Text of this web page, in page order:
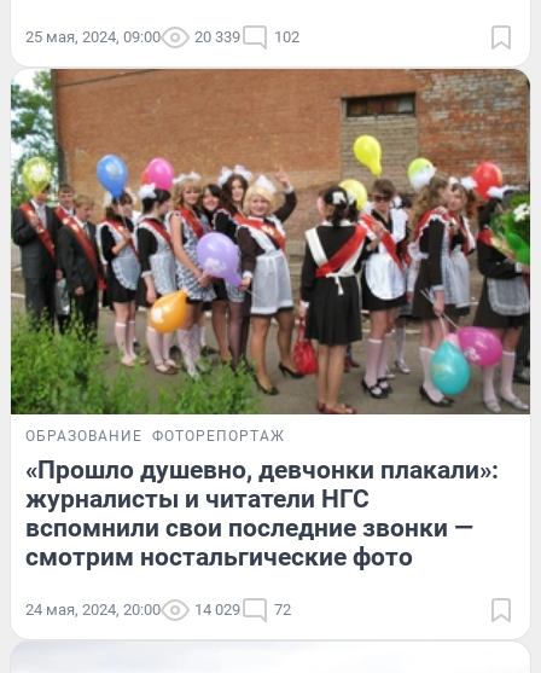
25 мая, 2024, 09:00 20 339 102
ОБРАЗОВАНИЕ ФОТОРЕПОРТАЖ
«Прошло душевно, девчонки плакали»:
журналисты и читатели НГС
вспомнили свои последние звонки —
смотрим ностальгические фото
24 мая, 2024, 20:00 14 029 72